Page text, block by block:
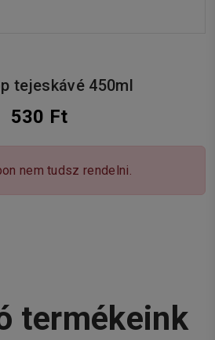
tejeskávé 450ml
530 Ft
nem tudsz rendelni.
termékeink